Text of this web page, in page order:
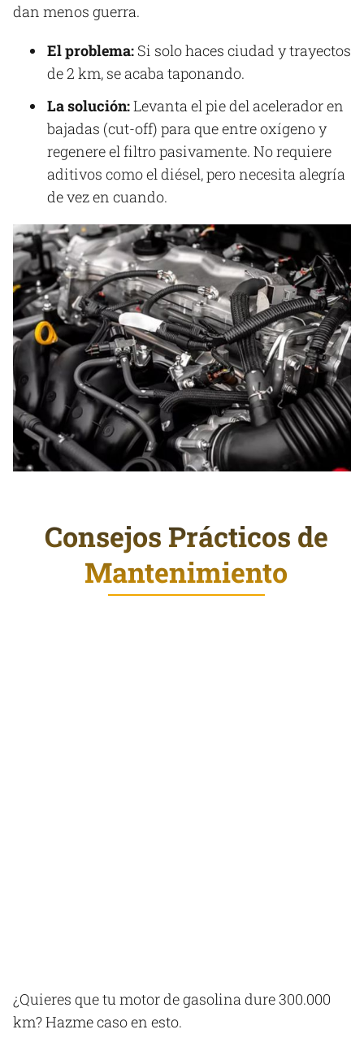
dan menos guerra.
El problema: Si solo haces ciudad y trayectos
de 2 km, se acaba taponando.
La solución:Levanta el pie del acelerador en
bajadas (cut-off) para que entre oxígeno y
regenere el filtro pasivamente. No requiere
aditivos como el diésel, pero necesita alegría
de vez en cuando.
Consejos Prácticos de
Mantenimiento
¿Quieres que tu motor de gasolina dure 300.000
km? Hazme caso en esto.